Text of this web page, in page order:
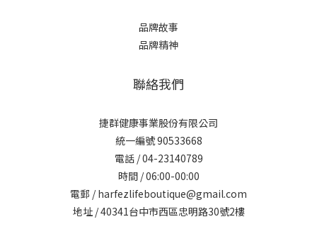
品牌故事
品牌精神
聯絡我們
捷群健康事業股份有限公司
統一編號 90533668
電話 / 04-23140789
時間 / 06:00-00:00
電郵 / harfezlifeboutique@gmail.com
地址 / 40341台中市西區忠明路30號2樓